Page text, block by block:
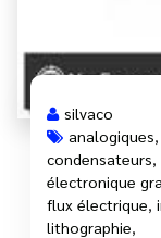
silvaco
analogiques
condensateurs
électronique
flux électrique
lithographie